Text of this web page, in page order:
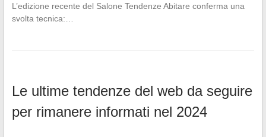
L’edizione recente del Salone Tendenze Abitare conferma una
svolta tecnica:…
Le ultime tendenze del web da seguire
per rimanere informati nel 2024